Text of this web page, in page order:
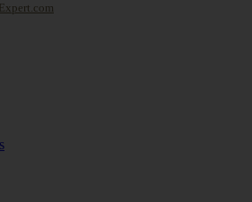
Annahme Filiale MBE 0214